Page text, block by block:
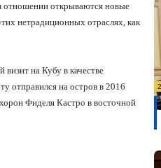
отношении открываются новые
нетрадиционных отраслях, как
на Кубу в качестве
отправился на остров в 2016
Фиделя Кастро в восточной